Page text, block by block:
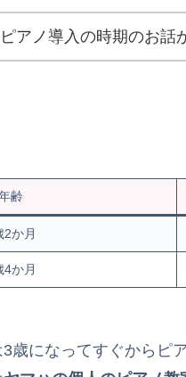
アノ導入の時期のお話
齢
2か月
4か月
歳になってすぐからピ